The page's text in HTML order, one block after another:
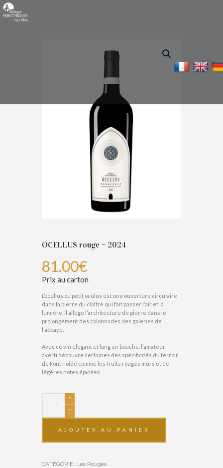
2024
OCELLUS rouge – 2024
81.00€
Prix au carton
L’ocellus ou petit oculus est une ouverture circulaire
dans la pierre du cloître qui fait passer l’air et la
lumière. Il allège l’architecture de pierre dans le
prolongement des colonnades des galeries de
l’abbaye.
Avec ce vin élégant et long en bouche, l’amateur
averti découvre certaines des spécificités du terroir
de Fontfroide comme les fruits rouges mûrs et de
légères notes épicées.
AJOUTER AU PANIER
CATÉGORIE : Les Rouges
Panneau de gestion des cookies